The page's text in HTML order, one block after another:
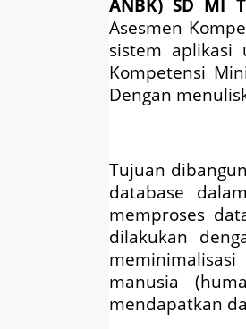
ANBK) SD MI
Asesmen
sistem aplikasi
Kompetensi
Dengan
Tujuan
database
memproses
dilakukan
manusia
mendapatkan